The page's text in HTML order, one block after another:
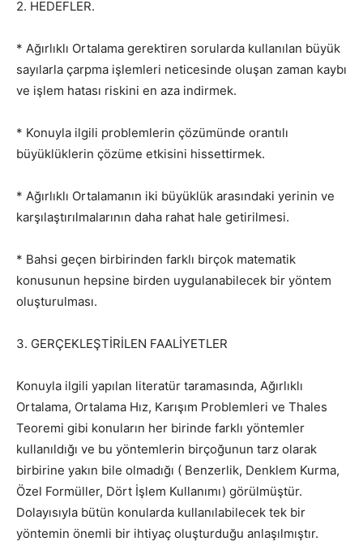
2. HEDEFLER.
* Ağırlıklı Ortalama gerektiren sorularda kullanılan büyük
sayılarla çarpma işlemleri neticesinde oluşan zaman kaybı
ve işlem hatası riskini en aza indirmek.
* Konuyla ilgili problemlerin çözümünde orantılı
büyüklüklerin çözüme etkisini hissettirmek.
* Ağırlıklı Ortalamanın iki büyüklük arasındaki yerinin ve
karşılaştırılmalarının daha rahat hale getirilmesi.
* Bahsi geçen birbirinden farklı birçok matematik
konusunun hepsine birden uygulanabilecek bir yöntem
oluşturulması.
3. GERÇEKLEŞTİRİLEN FAALİYETLER
Konuyla ilgili yapılan literatür taramasında, Ağırlıklı
Ortalama, Ortalama Hız, Karışım Problemleri ve Thales
Teoremi gibi konuların her birinde farklı yöntemler
kullanıldığı ve bu yöntemlerin birçoğunun tarz olarak
birbirine yakın bile olmadığı ( Benzerlik, Denklem Kurma,
Özel Formüller, Dört İşlem Kullanımı) görülmüştür.
Dolayısıyla bütün konularda kullanılabilecek tek bir
yöntemin önemli bir ihtiyaç oluşturduğu anlaşılmıştır.